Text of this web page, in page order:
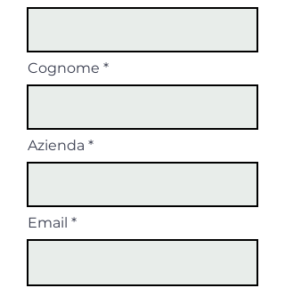
Cognome
Azienda
Email